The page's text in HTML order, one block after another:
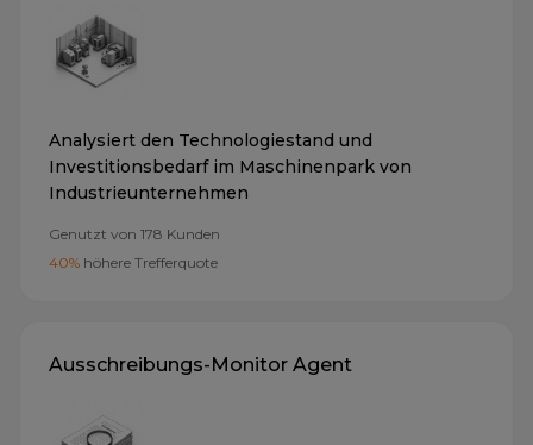
Analysiert den Technologiestand und
Investitionsbedarf im Maschinenpark von
Industrieunternehmen
Genutzt von 178 Kunden
40% höhere Trefferquote
Ausschreibungs-Monitor Agent